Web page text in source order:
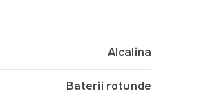
Alcalina
Baterii rotunde